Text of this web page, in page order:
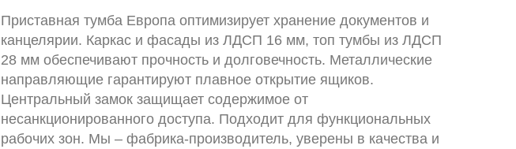
Приставная тумба Европа оптимизирует хранение документов и
канцелярии. Каркас и фасады из ЛДСП 16 мм, топ тумбы из ЛДСП
28 мм обеспечивают прочность и долговечность. Металлические
направляющие гарантируют плавное открытие ящиков.
Центральный замок защищает содержимое от
несанкционированного доступа. Подходит для функциональных
рабочих зон. Мы – фабрика-производитель, уверены в качества и